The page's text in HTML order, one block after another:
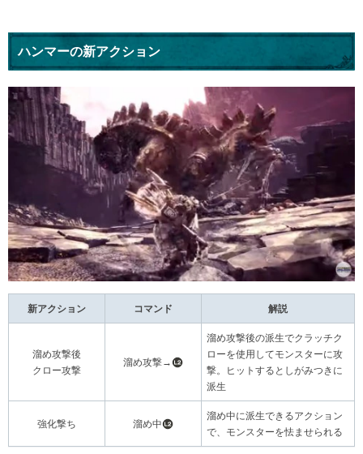
ハンマーの新アクション
新アクション コマンド 解説
溜め攻撃後
クロー攻撃
溜め攻撃→
溜め攻撃後の派生でクラッチク
ローを使用してモンスターに攻
撃。ヒットするとしがみつきに
派生
強化撃ち 溜め中
溜め中に派生できるアクション
で、モンスターを怯ませられる